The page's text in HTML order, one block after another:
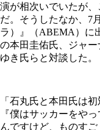
演が相次いでいたが
だ。そうしたなか、7
ラ）』（ABEMA）に
の本田圭佑氏、ジャ
ゆき氏らと対談した。
「石丸氏と本田氏は
『僕はサッカーをや
んですけど、ものす